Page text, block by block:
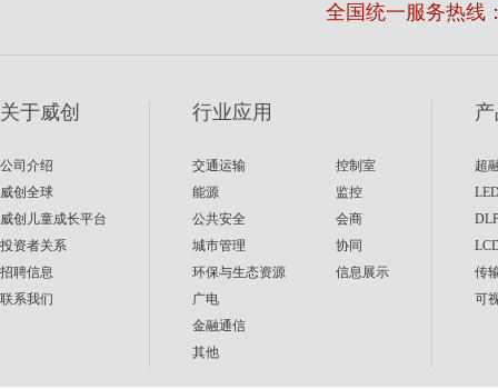
全国统一服务热线
关于威创
公司介绍
威创全球
威创儿童成长平台
投资者关系
招聘信息
联系我们
行业应用
交通运输
能源
公共安全
城市管理
环保与生态资源
广电
金融通信
其他
控制室
监控
会商
协同
信息展示
超
传
可